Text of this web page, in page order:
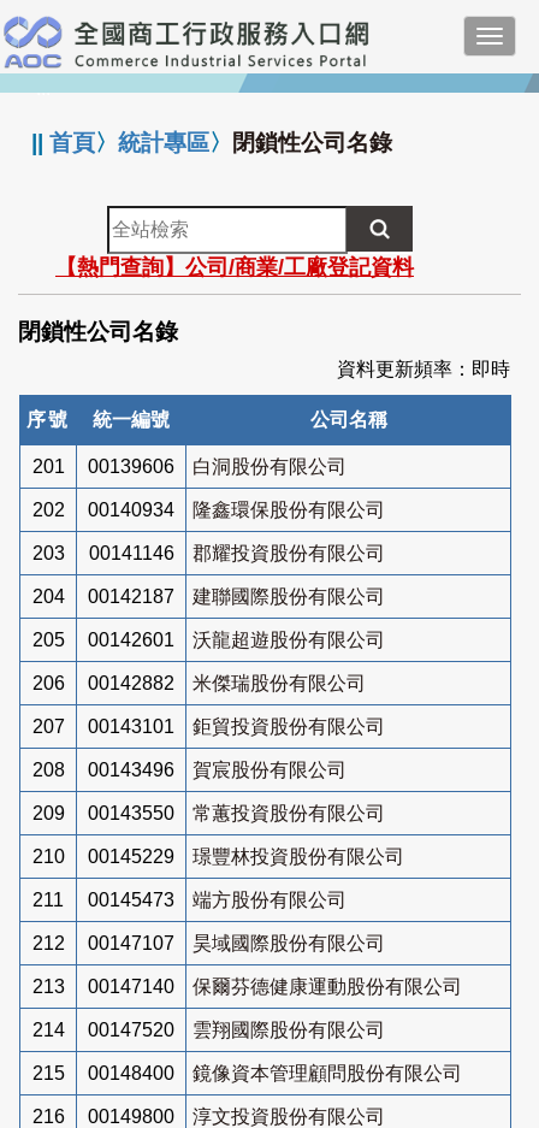
跳
到
主
要
:::
||首頁〉統計專區〉 閉鎖性公司名錄
全
站
檢
索
【熱門查詢】公司/商業/工廠登記資料
閉鎖性公司名錄
資料更新頻率：即時
序號 統一編號 公司名稱
201 00139606 白洞股份有限公司
202 00140934 隆鑫環保股份有限公司
203 00141146 郡耀投資股份有限公司
204 00142187 建聯國際股份有限公司
205 00142601 沃龍超遊股份有限公司
206 00142882 米傑瑞股份有限公司
207 00143101 鉅貿投資股份有限公司
208 00143496 賀宸股份有限公司
209 00143550 常蕙投資股份有限公司
210 00145229 璟豐林投資股份有限公司
211 00145473 端方股份有限公司
212 00147107 昊域國際股份有限公司
213 00147140 保爾芬德健康運動股份有限公司
214 00147520 雲翔國際股份有限公司
215 00148400 鏡像資本管理顧問股份有限公司
216 00149800 淳文投資股份有限公司